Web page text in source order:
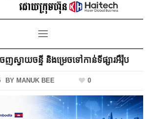
េញស្វាយចន្ទី និងម្រេចទៅកាន់ទីផ្សារអឺរ៉ុប
BY MANUK BEE 0